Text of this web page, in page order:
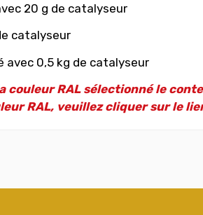
20 g de catalyseur
catalyseur
avec 0,5 kg de catalyseur
RAL sélectionné le
RAL, veuillez cliquer sur le